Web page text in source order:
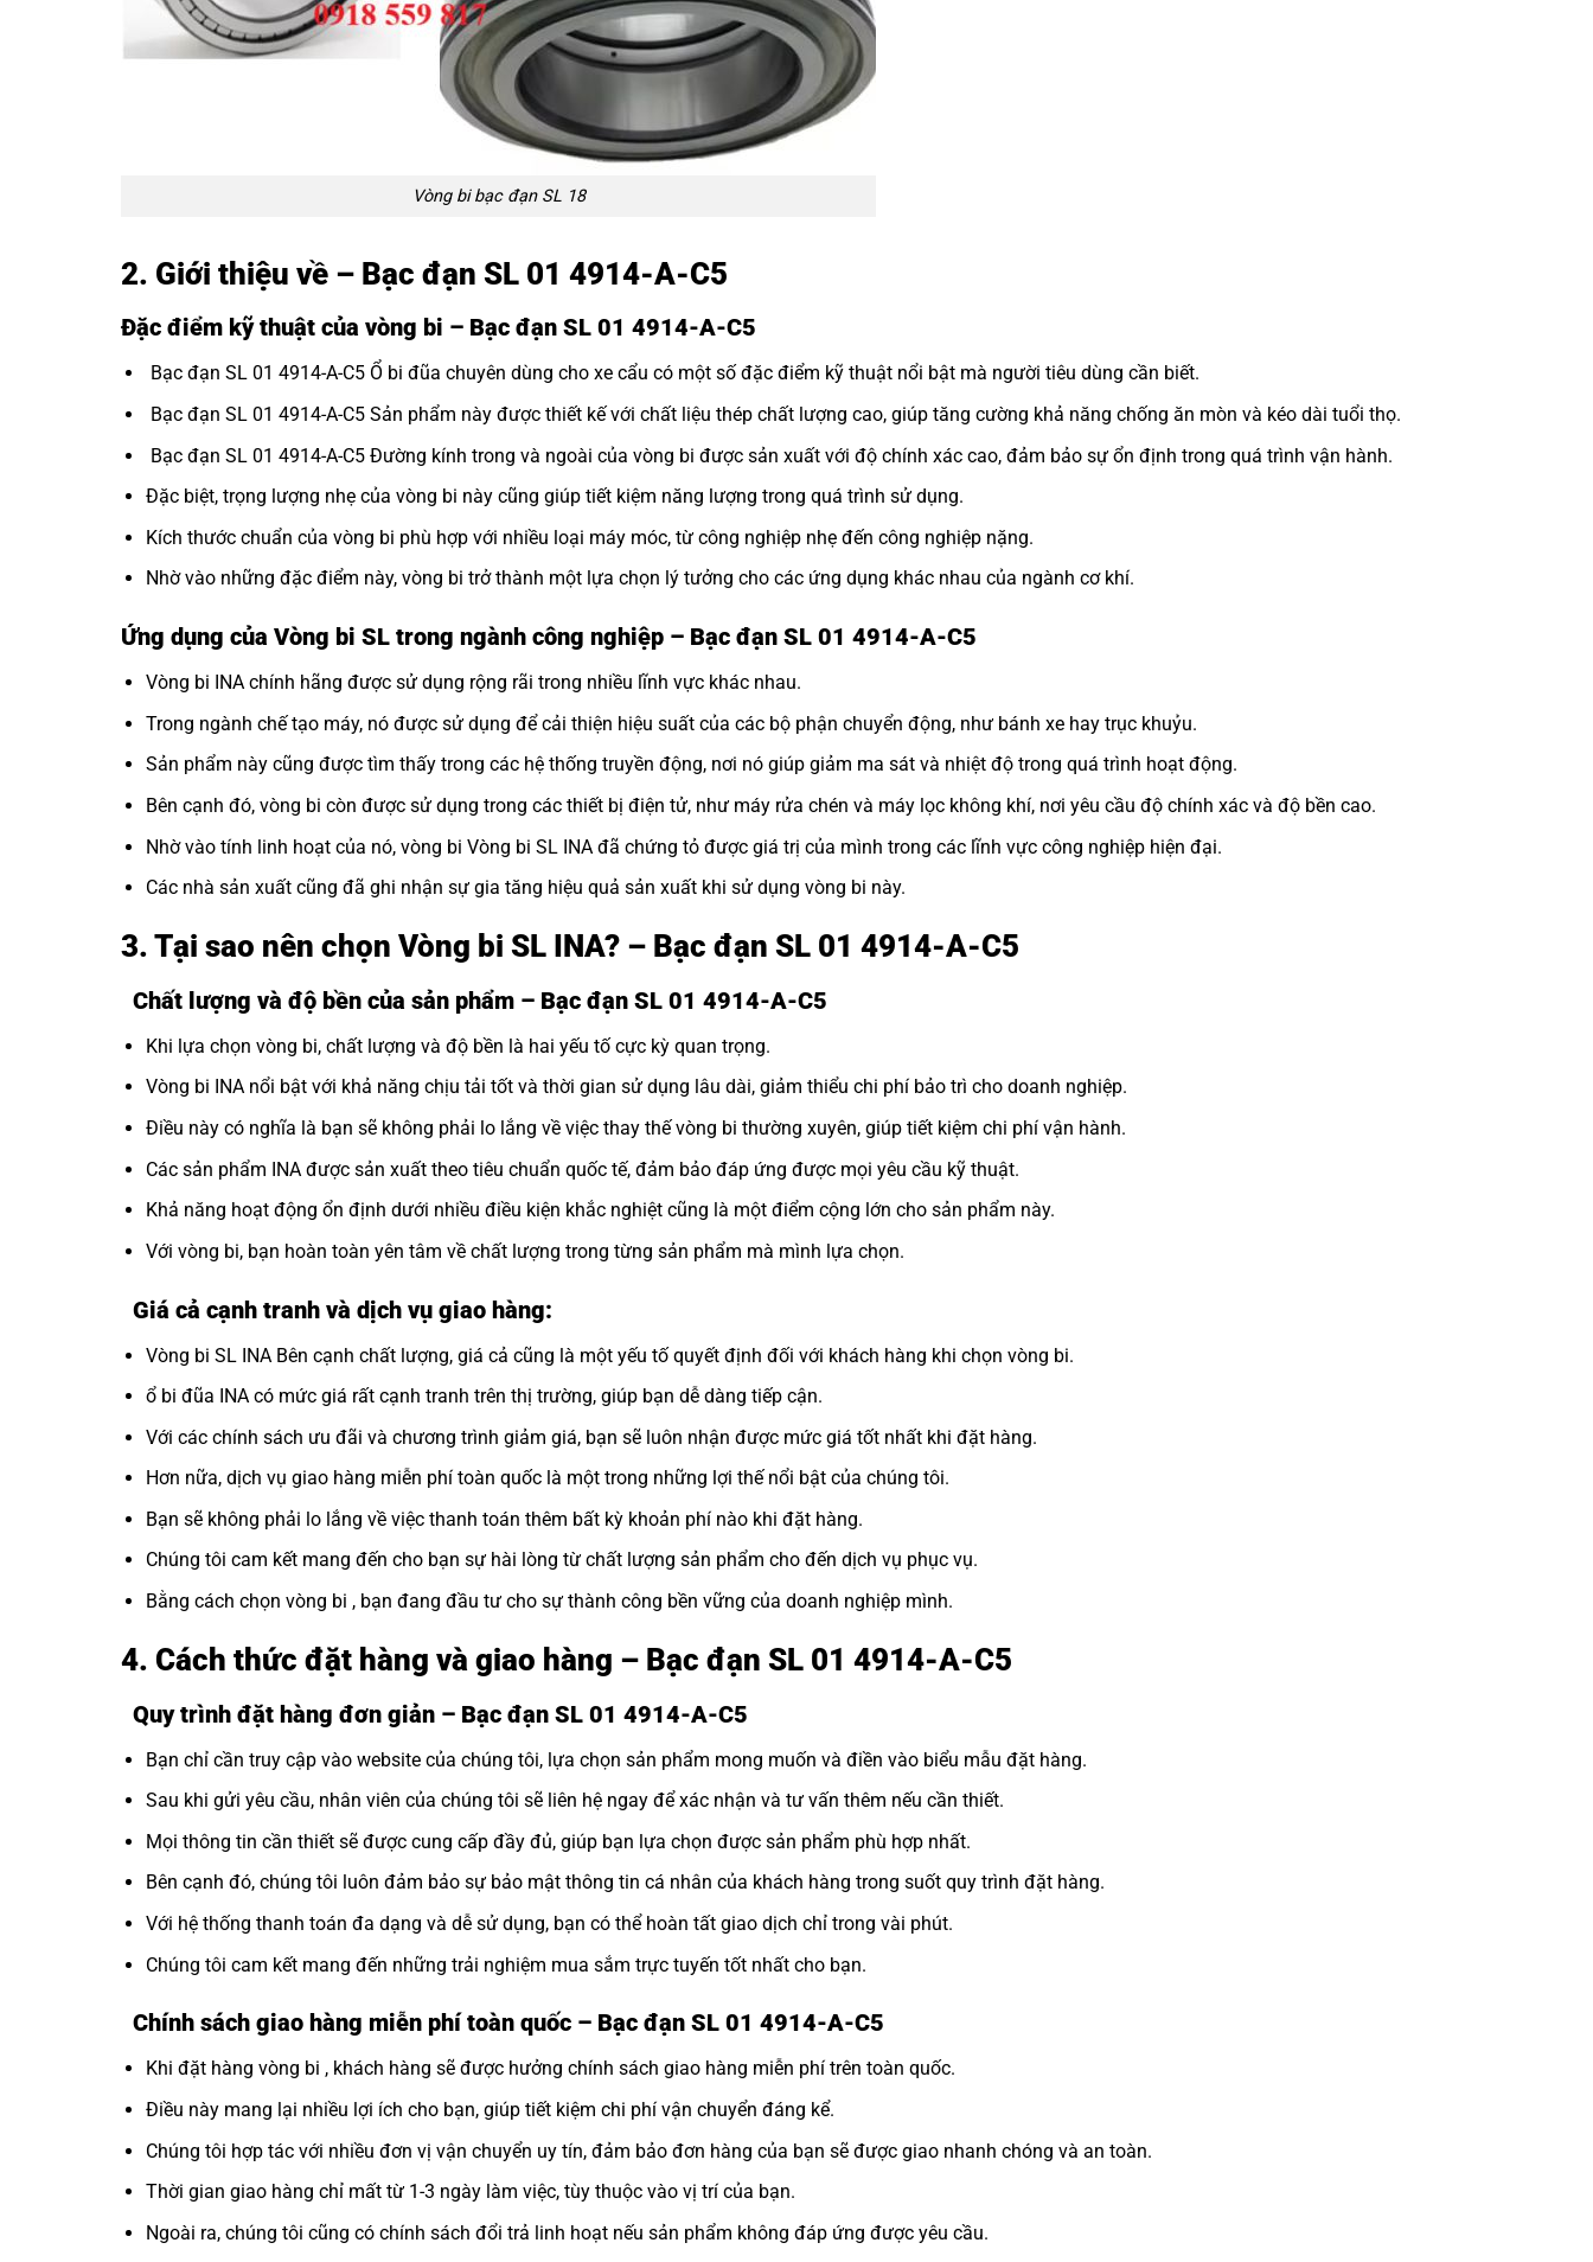
Vòng bi bạc đạn SL 18
2. Giới thiệu về – Bạc đạn SL 01 4914-A-C5
Đặc điểm kỹ thuật của vòng bi – Bạc đạn SL 01 4914-A-C5
Bạc đạn SL 01 4914-A-C5 Ổ bi đũa chuyên dùng cho xe cẩu có một số đặc điểm kỹ thuật nổi bật mà người tiêu dùng cần biết.
Bạc đạn SL 01 4914-A-C5 Sản phẩm này được thiết kế với chất liệu thép chất lượng cao, giúp tăng cường khả năng chống ăn mòn và kéo dài tuổi thọ.
Bạc đạn SL 01 4914-A-C5 Đường kính trong và ngoài của vòng bi được sản xuất với độ chính xác cao, đảm bảo sự ổn định trong quá trình vận hành.
Đặc biệt, trọng lượng nhẹ của vòng bi này cũng giúp tiết kiệm năng lượng trong quá trình sử dụng.
Kích thước chuẩn của vòng bi phù hợp với nhiều loại máy móc, từ công nghiệp nhẹ đến công nghiệp nặng.
Nhờ vào những đặc điểm này, vòng bi trở thành một lựa chọn lý tưởng cho các ứng dụng khác nhau của ngành cơ khí.
Ứng dụng của Vòng bi SL trong ngành công nghiệp – Bạc đạn SL 01 4914-A-C5
Vòng bi INAchính hãng được sử dụng rộng rãi trong nhiều lĩnh vực khác nhau.
Trong ngành chế tạo máy, nó được sử dụng để cải thiện hiệu suất của các bộ phận chuyển động, như bánh xe hay trục khuỷu.
Sản phẩm này cũng được tìm thấy trong các hệ thống truyền động, nơi nó giúp giảm ma sát và nhiệt độ trong quá trình hoạt động.
Bên cạnh đó, vòng bi còn được sử dụng trong các thiết bị điện tử, như máy rửa chén và máy lọc không khí, nơi yêu cầu độ chính xác và độ bền cao.
Nhờ vào tính linh hoạt của nó, vòng bi Vòng bi SL INA đã chứng tỏ được giá trị của mình trong các lĩnh vực công nghiệp hiện đại.
Các nhà sản xuất cũng đã ghi nhận sự gia tăng hiệu quả sản xuất khi sử dụng vòng bi này.
3. Tại sao nên chọn Vòng bi SL INA? – Bạc đạn SL 01 4914-A-C5
Chất lượng và độ bền của sản phẩm – Bạc đạn SL 01 4914-A-C5
Khi lựa chọn vòng bi, chất lượng và độ bền là hai yếu tố cực kỳ quan trọng.
Vòng bi INA nổi bật với khả năng chịu tải tốt và thời gian sử dụng lâu dài, giảm thiểu chi phí bảo trì cho doanh nghiệp.
Điều này có nghĩa là bạn sẽ không phải lo lắng về việc thay thế vòng bi thường xuyên, giúp tiết kiệm chi phí vận hành.
Các sản phẩm INA được sản xuất theo tiêu chuẩn quốc tế, đảm bảo đáp ứng được mọi yêu cầu kỹ thuật.
Khả năng hoạt động ổn định dưới nhiều điều kiện khắc nghiệt cũng là một điểm cộng lớn cho sản phẩm này.
Với vòng bi, bạn hoàn toàn yên tâm về chất lượng trong từng sản phẩm mà mình lựa chọn.
Giá cả cạnh tranh và dịch vụ giao hàng:
Vòng bi SL INA Bên cạnh chất lượng, giá cả cũng là một yếu tố quyết định đối với khách hàng khi chọn vòng bi.
ổ bi đũa INA có mức giá rất cạnh tranh trên thị trường, giúp bạn dễ dàng tiếp cận.
Với các chính sách ưu đãi và chương trình giảm giá, bạn sẽ luôn nhận được mức giá tốt nhất khi đặt hàng.
Hơn nữa, dịch vụ giao hàng miễn phí toàn quốc là một trong những lợi thế nổi bật của chúng tôi.
Bạn sẽ không phải lo lắng về việc thanh toán thêm bất kỳ khoản phí nào khi đặt hàng.
Chúng tôi cam kết mang đến cho bạn sự hài lòng từ chất lượng sản phẩm cho đến dịch vụ phục vụ.
Bằng cách chọn vòng bi , bạn đang đầu tư cho sự thành công bền vững của doanh nghiệp mình.
4. Cách thức đặt hàng và giao hàng – Bạc đạn SL 01 4914-A-C5
Quy trình đặt hàng đơn giản – Bạc đạn SL 01 4914-A-C5
Bạn chỉ cần truy cập vào website của chúng tôi, lựa chọn sản phẩm mong muốn và điền vào biểu mẫu đặt hàng.
Sau khi gửi yêu cầu, nhân viên của chúng tôi sẽ liên hệ ngay để xác nhận và tư vấn thêm nếu cần thiết.
Mọi thông tin cần thiết sẽ được cung cấp đầy đủ, giúp bạn lựa chọn được sản phẩm phù hợp nhất.
Bên cạnh đó, chúng tôi luôn đảm bảo sự bảo mật thông tin cá nhân của khách hàng trong suốt quy trình đặt hàng.
Với hệ thống thanh toán đa dạng và dễ sử dụng, bạn có thể hoàn tất giao dịch chỉ trong vài phút.
Chúng tôi cam kết mang đến những trải nghiệm mua sắm trực tuyến tốt nhất cho bạn.
Chính sách giao hàng miễn phí toàn quốc – Bạc đạn SL 01 4914-A-C5
Khi đặt hàng vòng bi , khách hàng sẽ được hưởng chính sách giao hàng miễn phí trên toàn quốc.
Điều này mang lại nhiều lợi ích cho bạn, giúp tiết kiệm chi phí vận chuyển đáng kể.
Chúng tôi hợp tác với nhiều đơn vị vận chuyển uy tín, đảm bảo đơn hàng của bạn sẽ được giao nhanh chóng và an toàn.
Thời gian giao hàng chỉ mất từ 1-3 ngày làm việc, tùy thuộc vào vị trí của bạn.
Ngoài ra, chúng tôi cũng có chính sách đổi trả linh hoạt nếu sản phẩm không đáp ứng được yêu cầu.